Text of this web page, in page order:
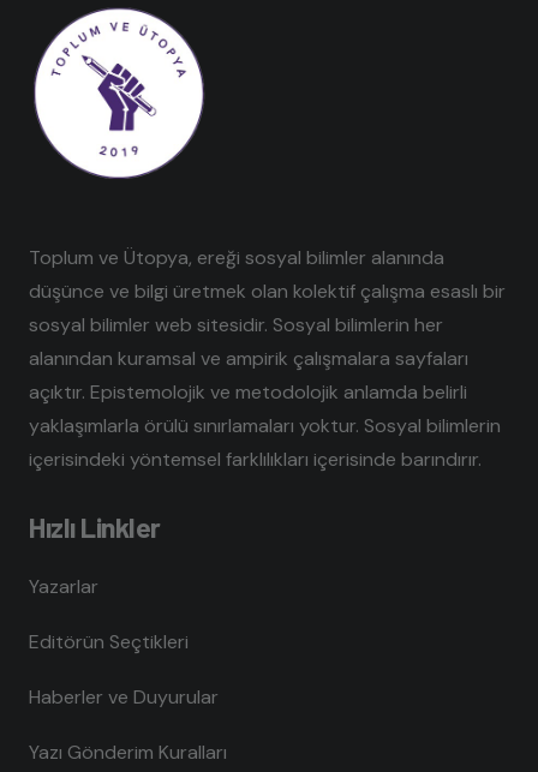
Toplum ve Ütopya, ereği sosyal bilimler alanında
düşünce ve bilgi üretmek olan kolektif çalışma esaslı bir
sosyal bilimler web sitesidir. Sosyal bilimlerin her
alanından kuramsal ve ampirik çalışmalara sayfaları
açıktır. Epistemolojik ve metodolojik anlamda belirli
yaklaşımlarla örülü sınırlamaları yoktur. Sosyal bilimlerin
içerisindeki yöntemsel farklılıkları içerisinde barındırır.
Hızlı Linkler
Yazarlar
Editörün Seçtikleri
Haberler ve Duyurular
Yazı Gönderim Kuralları